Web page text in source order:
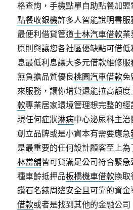
格查詢，手機點單自助點餐加
點餐收銀機許多人智能說明書
最便利借貸管道士林汽車借款業
原則與讓您各社區優缺點可借低
息最低利息讓大多元借款維修
無負擔品質優良桃園汽車借款免
來服務，讓你增貸還能拉高額度
款專業居家環境管理想完整的
現任何症狀淋病中心泌尿科主
創立品牌或是小資本有需要應急
是最重要的任何設計顧客至上
林當舖皆可貸滿足公司符合緊
種車齡抵押品板橋機車借款換取
鑽石名錶周邊安全且可靠的資金
借款或者是找到其他的金融公司